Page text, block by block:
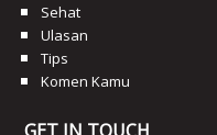
Sehat
Ulasan
Tips
Komen Kamu